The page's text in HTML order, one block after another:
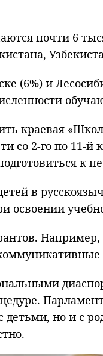
почти 6
(6%) и
краевая
со 2-го по 11-
к
в
но и с